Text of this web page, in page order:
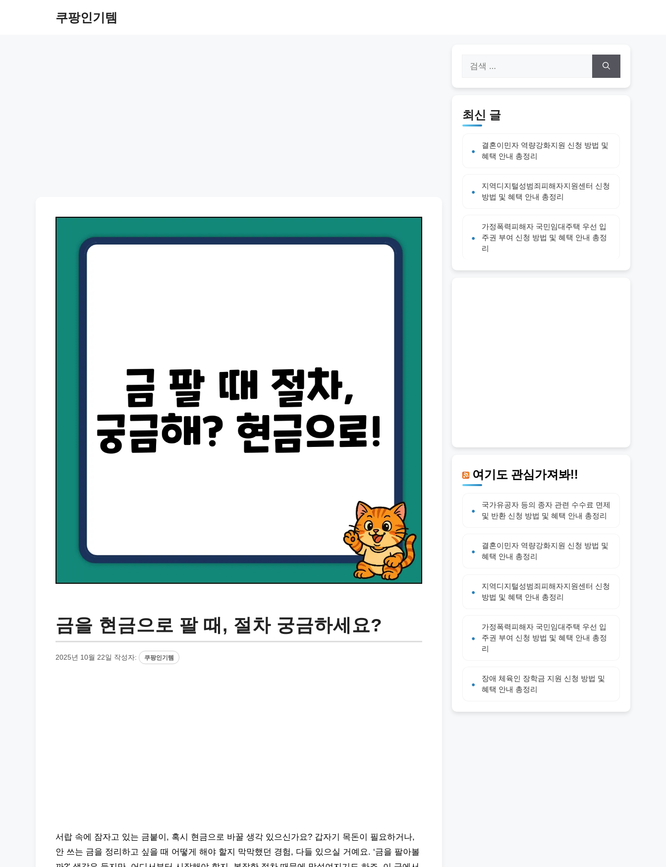
쿠팡인기템
금을 현금으로 팔 때, 절차 궁금하세요?
2025년 10월 22일 작성자: 쿠팡인기템
서랍 속에 잠자고 있는 금붙이, 혹시 현금으로 바꿀 생각 있으신가요? 갑자기 목돈이 필요하거나,
안 쓰는 금을 정리하고 싶을 때 어떻게 해야 할지 막막했던 경험, 다들 있으실 거예요. ‘금을 팔아볼
색:
최신 글
결혼이민자 역량강화지원 신청 방법 및
혜택 안내 총정리
지역디지털성범죄피해자지원센터 신청
방법 및 혜택 안내 총정리
가정폭력피해자 국민임대주택 우선 입
주권 부여 신청 방법 및 혜택 안내 총정
리
여기도 관심가져봐!!
국가유공자 등의 종자 관련 수수료 면제
및 반환 신청 방법 및 혜택 안내 총정리
결혼이민자 역량강화지원 신청 방법 및
혜택 안내 총정리
지역디지털성범죄피해자지원센터 신청
방법 및 혜택 안내 총정리
가정폭력피해자 국민임대주택 우선 입
주권 부여 신청 방법 및 혜택 안내 총정
리
장애 체육인 장학금 지원 신청 방법 및
혜택 안내 총정리